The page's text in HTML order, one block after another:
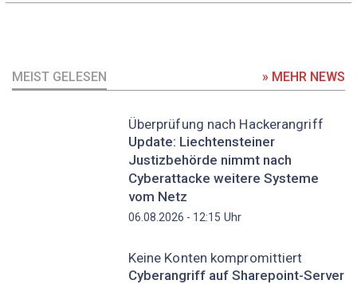
MEIST GELESEN » MEHR NEWS
Überprüfung nach Hackerangriff
Update: Liechtensteiner
Justizbehörde nimmt nach
Cyberattacke weitere Systeme
vom Netz
06.08.2026 - 12:15 Uhr
Keine Konten kompromittiert
Cyberangriff auf Sharepoint-Server